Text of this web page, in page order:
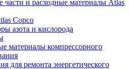
части и расходные материалы Atlas
Copco
азота и кислорода
материалы компрессорного
для ремонта энергетического